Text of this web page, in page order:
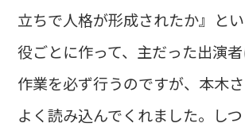
立ちで人格が形成されたか』と
役ごとに作って、主だった出演
作業を必ず行うのですが、本木さ
よく読み込んでくれました。し